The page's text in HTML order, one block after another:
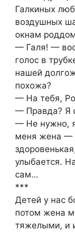
Галкиных
воздушных
окнам
— Галя! —
голос в
нашей
похожа?
— На тебя,
— Правда? Я
— Не нужно,
меня жена —
улыбается.
сам…
***
Детей у нас
потом жена
тяжелыми, и